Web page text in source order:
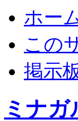
ホー
この
掲示
ミナガ